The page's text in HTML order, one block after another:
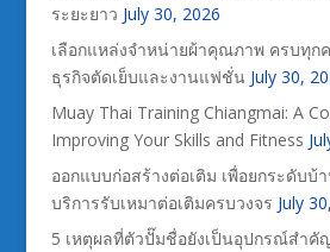
ระยะยาว July 30, 2026
เลือกแหล่งจำหน่ายผ้าคุณภาพ ครบทุก
ธุรกิจตัดเย็บและงานแฟชั่น July 30,
Muay Thai Training Chiangmai: A
Improving Your Skills and Fitness
ออกแบบก่อสร้างต่อเติม เพื่อยกระดับบ้
บริการรับเหมาต่อเติมครบวงจร July
5 เหตุผลที่ตัวปั๊มชื่อยังเป็นอุปกรณ์สำคั